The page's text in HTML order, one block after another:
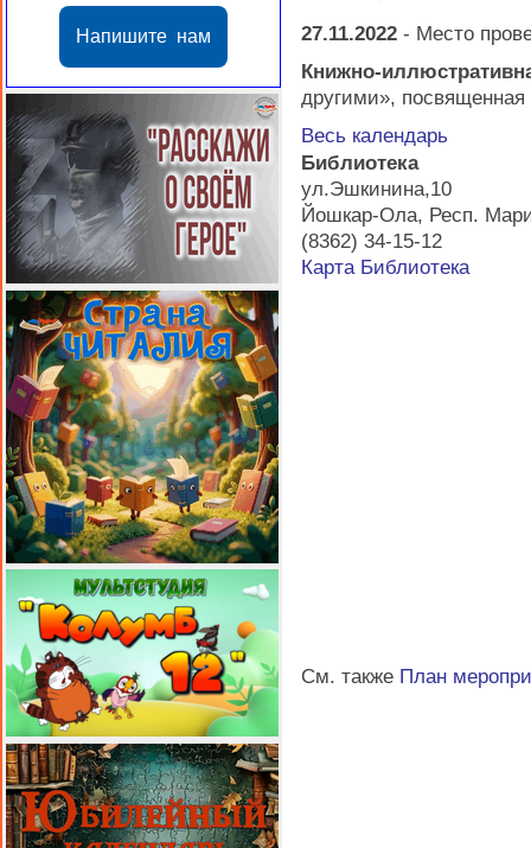
Напишите нам 27.11.2022 - Место
Книжно-
другими»,
Весь календарь
Библиотека
ул.Эшкинина,10
Йошкар-Ола, Респ.
(8362) 34-15-12
Карта Библиотека
См. также План